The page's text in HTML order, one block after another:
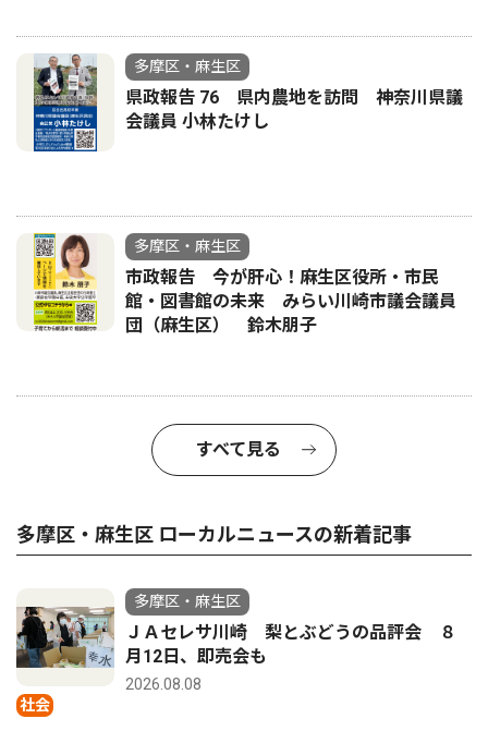
多摩区・麻生区
県政報告 76 県内農地を訪問 神奈川県議
会議員 小林たけし
多摩区・麻生区
市政報告 今が肝心！麻生区役所・市民
館・図書館の未来 みらい川崎市議会議員
団（麻生区） 鈴木朋子
すべて見る
多摩区・麻生区 ローカルニュースの新着記事
社会
多摩区・麻生区
ＪＡセレサ川崎 梨とぶどうの品評会 ８
月12日、即売会も
2026.08.08